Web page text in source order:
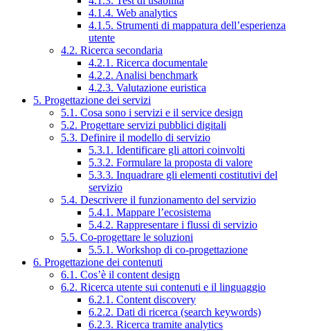
4.1.4. Web analytics
4.1.5. Strumenti di mappatura dell’esperienza
utente
4.2. Ricerca secondaria
4.2.1. Ricerca documentale
4.2.2. Analisi benchmark
4.2.3. Valutazione euristica
5. Progettazione dei servizi
5.1. Cosa sono i servizi e il service design
5.2. Progettare servizi pubblici digitali
5.3. Definire il modello di servizio
5.3.1. Identificare gli attori coinvolti
5.3.2. Formulare la proposta di valore
5.3.3. Inquadrare gli elementi costitutivi del
servizio
5.4. Descrivere il funzionamento del servizio
5.4.1. Mappare l’ecosistema
5.4.2. Rappresentare i flussi di servizio
5.5. Co-progettare le soluzioni
5.5.1. Workshop di co-progettazione
6. Progettazione dei contenuti
6.1. Cos’è il content design
6.2. Ricerca utente sui contenuti e il linguaggio
6.2.1. Content discovery
6.2.2. Dati di ricerca (search keywords)
6.2.3. Ricerca tramite analytics